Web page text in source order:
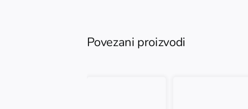
Povezani proizvodi